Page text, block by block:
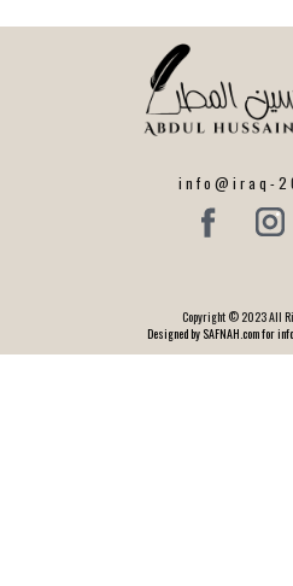
info@iraq-
Copyright © 2023 All
Designed by SAFNAH.com for